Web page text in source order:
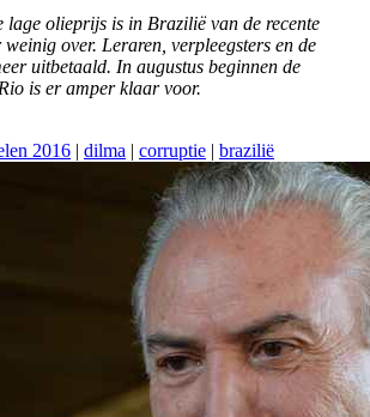
lage olieprijs is in Brazilië van de recente
over. Leraren, verpleegsters en de
uitbetaald. In augustus beginnen de
is er amper klaar voor.
2016 | dilma | corruptie | brazilië